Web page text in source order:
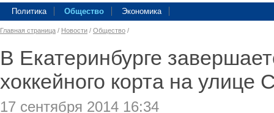
Политика Общество Экономика
Главная страница / Новости / Общество /
В Екатеринбурге
хоккейного корта на улице
17 сентября 2014 16:34